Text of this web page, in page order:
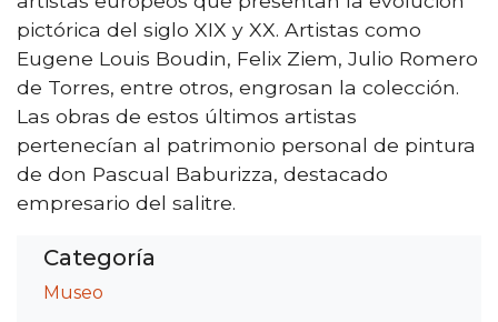
pictórica del siglo XIX y XX. Artistas como
Eugene Louis Boudin, Felix Ziem, Julio Romero
de Torres, entre otros, engrosan la colección.
Las obras de estos últimos artistas
pertenecían al patrimonio personal de pintura
de don Pascual Baburizza, destacado
empresario del salitre.
Categoría
Museo